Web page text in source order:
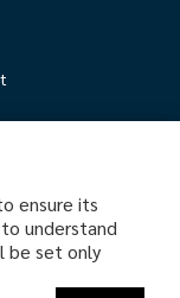
ensure its
understand
be set only
Limited